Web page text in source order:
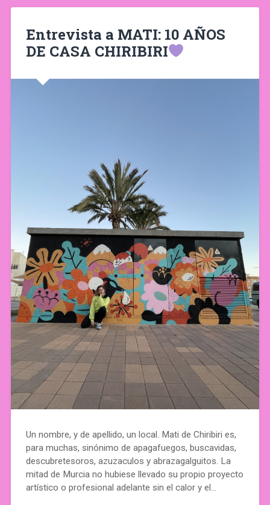
Entrevista a MATI: 10 AÑOS
DE CASA CHIRIBIRI
Un nombre, y de apellido, un local. Mati de Chiribiri es,
para muchas, sinónimo de apagafuegos, buscavidas,
descubretesoros, azuzaculos y abrazagalguitos. La
mitad de Murcia no hubiese llevado su propio proyecto
artístico o profesional adelante sin el calor y el…